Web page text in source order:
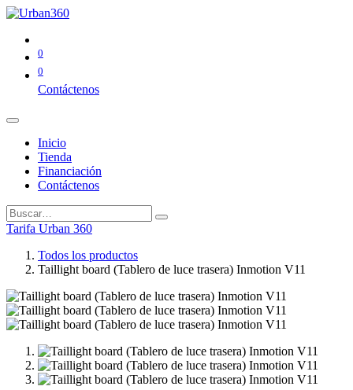
0
0
Contáctenos
Inicio
Tienda
Financiación
Contáctenos
Tarifa Urban 360
Todos los productos
Taillight board (Tablero de luce trasera) Inmotion V11